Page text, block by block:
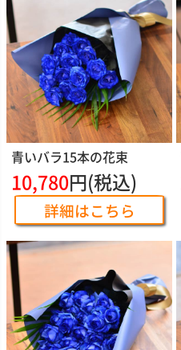
青いバラ15本の花束
10,780円(税込)
詳細はこちら